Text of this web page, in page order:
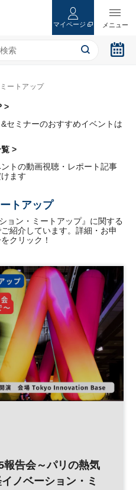
マイページ
ートアップ
>
セミナーのおすすめイベントは
>
トの動画視聴・レポート記事
ます
トアップ
ョン・ミートアップ』に関する
紹介しています。詳細・お申
クリック！
報告会～パリの熱気
ノベーション・ミ